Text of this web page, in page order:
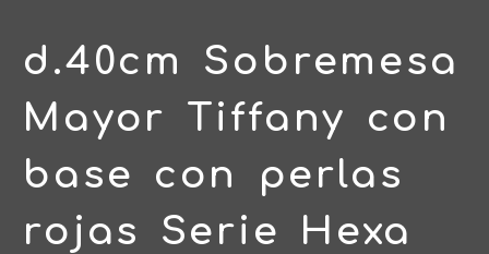
d.40cm Sobremesa
Mayor Tiffany con
base con perlas
rojas Serie Hexa